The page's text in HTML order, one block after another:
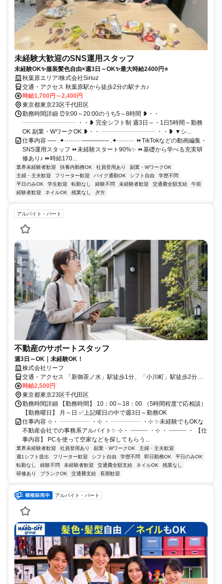
未経験大歓迎のSNS運用スタッフ
未経験OK✨服装髪色自由×週3日～OK✨最大時給2400円⭐
秋葉原エリア/株式会社Siriuz
交通・アクセス 秋葉原駅から徒歩2分の駅チカ♪
時給1,700円～2,400円
東京都東京23区千代田区
勤務時間詳細 ⏰9:00～20:00のうち5～8時間 ❥・・
┈┈┈┈┈┈┈┈┈ ・・❥ 完全シフト制 週3日～・1日5時間～勤務
OK 副業・WワークOK ❥・・ ┈┈┈┈┈┈┈┈┈ ・・❥ ▼シ...
仕事内容 ── .✦·········────── .✦········· ⏩TikTokなどの動画編集・
SNS運用スタッフ ⏩未経験スタート90%✨ ⏩基礎から学べる充実研
修あり♪ ⏩時給170...
業界未経験者歓迎 扶養内勤務OK 社員登用あり
副業・WワークOK
主婦・主夫歓迎
フリーター歓迎 バイク通勤OK シフト自由
学歴不問
平日のみOK
学生歓迎 転勤なし 経験不問 未経験者歓迎 交通費全額支給
午前
経験者歓迎
ネイルOK 残業なし 夕方
アルバイト・パート
不動産のサポートスタッフ
週3日～OK｜未経験OK！
株式会社リーフ
交通・アクセス 「新御茶ノ水」駅徒歩1分、「小川町」駅徒歩2分、
「淡路町」駅徒歩4分、ほか「神保町」や「神田」駅なども便利です
時給2,500円
東京都東京23区千代田区
勤務時間詳細 【勤務時間】 10：00～18：00 （5時間程度で応相談）
【勤務曜日】 月～日 ✅上記曜日の中で週3日～勤務OK
仕事内容 ⊹・ ┈┈┈┈┈ ・⊹ ・ ┈┈┈┈┈ ・⊹ ✨未経験でもOKな
不動産会社での事務系アルバイト✨ ⊹・ ┈┈┈┈┈ ・⊹ ・ ┈┈┈┈┈ ・ 【仕
事内容】 PCを使って空家などを探してもらう...
業界未経験者歓迎 社員登用あり 副業・WワークOK
主婦・主夫歓迎
週1シフト提出
フリーター歓迎 シフト自由 学歴不問 即日勤務OK
平日のみOK
転勤なし
経験不問 未経験者歓迎 交通費全額支給 ネイルOK
残業なし
研修あり
ブランクOK 交通費支給 長期歓迎
アルバイト・パート